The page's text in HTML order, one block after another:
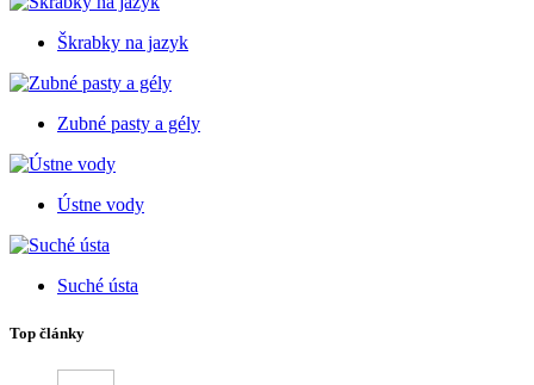
Škrabky na jazyk
Zubné pasty a gély
Ústne vody
Suché ústa
Top články